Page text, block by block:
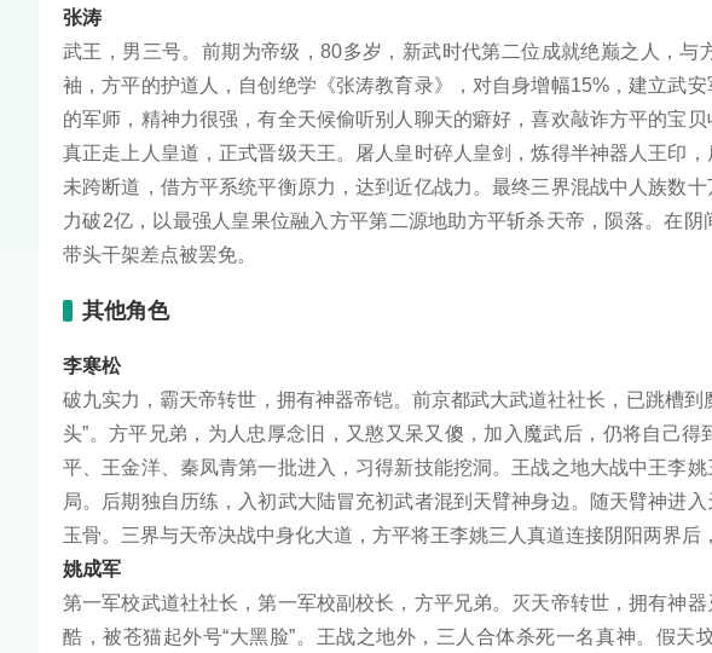
张涛
武王，男三号。前期为帝级，80多岁，新武时代第二位成就绝巅之人，
袖，方平的护道人，自创绝学《张涛教育录》，对自身增幅15%，建立武
的军师，精神力很强，有全天候偷听别人聊天的癖好，喜欢敲诈方平的宝
真正走上人皇道，正式晋级天王。屠人皇时碎人皇剑，炼得半神器人王印
未跨断道，借方平系统平衡原力，达到近亿战力。最终三界混战中人族数
力破2亿，以最强人皇果位融入方平第二源地助方平斩杀天帝，陨落。在
带头干架差点被罢免。
其他角色
李寒松
破九实力，霸天帝转世，拥有神器帝铠。前京都武大武道社社长，已跳槽
头”。方平兄弟，为人忠厚念旧，又憨又呆又傻，加入魔武后，仍将自己
平、王金洋、秦凤青第一批进入，习得新技能挖洞。王战之地大战中王李
局。后期独自历练，入初武大陆冒充初武者混到天臂神身边。随天臂神进
玉骨。三界与天帝决战中身化大道，方平将王李姚三人真道连接阴阳两界后
姚成军
第一军校武道社社长，第一军校副校长，方平兄弟。灭天帝转世，拥有神
酷，被苍猫起外号“大黑脸”。王战之地外，三人合体杀死一名真神。假